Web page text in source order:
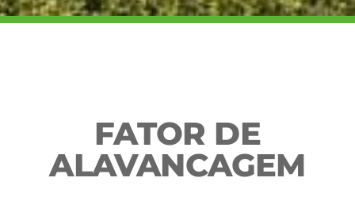
FATOR DE
ALAVANCAGEM